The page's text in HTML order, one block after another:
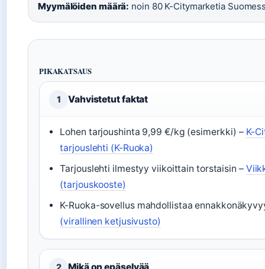
Myymälöiden määrä: noin 80 K-Citymarketia
PIKAKATSAUS
1 Vahvistetut faktat
Lohen tarjoushinta 9,99 €/kg (esimerkki) – K-
tarjouslehti (K-Ruoka)
Tarjouslehti ilmestyy viikoittain torstaisin –
(tarjouskooste)
K-Ruoka-sovellus mahdollistaa
(virallinen ketjusivusto)
2